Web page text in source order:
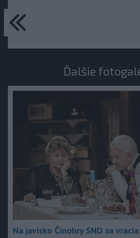
Ďalšie
Na javisko Činohry SND sa